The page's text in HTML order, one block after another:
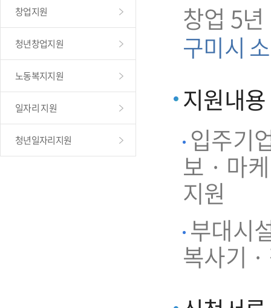
창업지원
청년창업지원
노동복지지원
일자리 지원
청년일자리지원
창업 5
구미시
지원내용
입주기
보 · 마
지원
부대시
복사기